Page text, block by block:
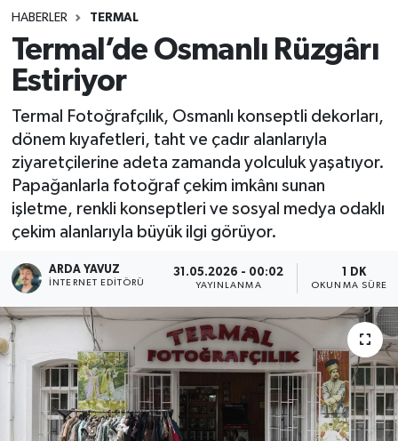
HABERLER TERMAL
Termal’de Osmanlı Rüzgârı
Estiriyor
Termal Fotoğrafçılık, Osmanlı konseptli dekorları,
dönem kıyafetleri, taht ve çadır alanlarıyla
ziyaretçilerine adeta zamanda yolculuk yaşatıyor.
Papağanlarla fotoğraf çekim imkânı sunan
işletme, renkli konseptleri ve sosyal medya odaklı
çekim alanlarıyla büyük ilgi görüyor.
ARDA YAVUZ
İNTERNET EDITÖRÜ
31.05.2026 - 00:02
YAYINLANMA
1 DK
OKUNMA SÜRESI
BİLİM VE TEKNOLOJİ
ASAYİŞ
SAĞLIK
SPOR
ULUSAL
İLÇELERİMİZ
RESMİ İLAN
Tüm Manşetler
Son Dakika Haberleri
Haber Arşivi